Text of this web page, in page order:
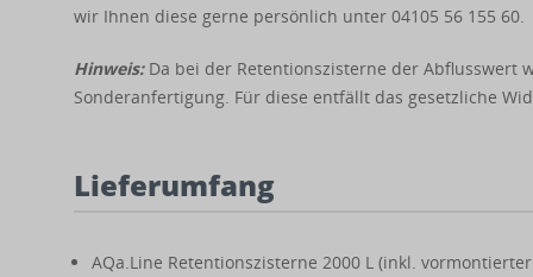
wir Ihnen diese gerne persönlich unter 04105 56 155 60.
Hinweis:Da bei der Retentionszisterne der Abflusswert
Sonderanfertigung. Für diese entfällt das gesetzliche
Lieferumfang
AQa.Line Retentionszisterne 2000 L (inkl.